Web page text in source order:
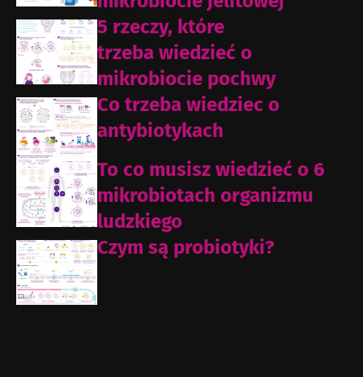
5 rzeczy, które
trzeba wiedzieć o
mikrobiocie pochwy
Co trzeba wiedziec o
antybiotykach
To co musisz wiedzieć o 6
mikrobiotach organizmu
ludzkiego
Czym są probiotyki?